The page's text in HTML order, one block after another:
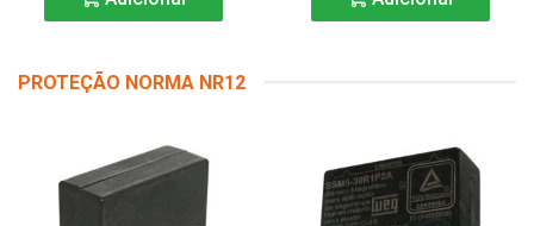
PROTEÇÃO NORMA NR12